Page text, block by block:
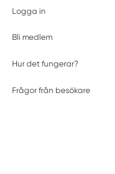
Logga in
Bli medlem
Hur det fungerar?
Frågor från besökare